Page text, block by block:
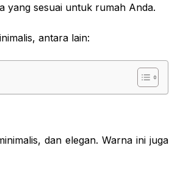
yang sesuai untuk rumah Anda.
antara lain:
dan elegan. Warna ini juga